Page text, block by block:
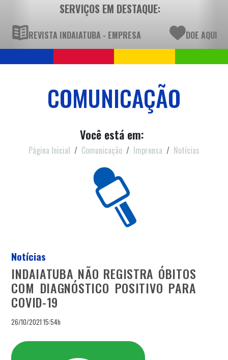
SERVIÇOS EM DESTAQUE:
REVISTA INDAIATUBA - EMPRESA DOE AQUI
COMUNICAÇÃO
Você está em:
Página Inicial Comunicação Imprensa Notícias
Notícias
INDAIATUBA NÃO REGISTRA ÓBITOS
COM DIAGNÓSTICO POSITIVO PARA
COVID-19
26/10/2021 15:54h